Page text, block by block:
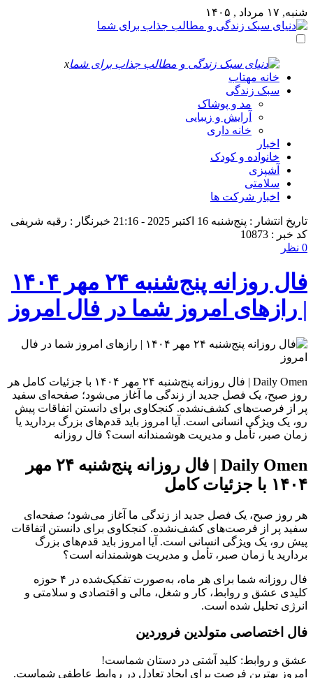
شنبه, ۱۷ مرداد , ۱۴۰۵
x
خانه مهتاب
سبک زندگی
مد و پوشاک
آرایش و زیبایی
خانه داری
اخبار
خانواده و کودک
آشپزی
سلامتی
اخبار شرکت ها
تاریخ انتشار : پنج‌شنبه 16 اکتبر 2025 - 21:16
خبرنگار : رقیه شریفی
کد خبر : 10873
0 نظر
فال روزانه پنج‌شنبه ۲۴ مهر ۱۴۰۴
| رازهای امروز شما در فال امروز
Daily Omen | فال روزانه پنج‌شنبه ۲۴ مهر ۱۴۰۴ با جزئیات کامل هر
روز صبح، یک فصل جدید از زندگی ما آغاز می‌شود؛ صفحه‌ای سفید
پر از فرصت‌های کشف‌نشده. کنجکاوی برای دانستن اتفاقات پیش
رو، یک ویژگی انسانی است. آیا امروز باید قدم‌های بزرگ بردارید یا
زمان صبر، تأمل و مدیریت هوشمندانه است؟ فال روزانه
Daily Omen | فال روزانه پنج‌شنبه ۲۴ مهر
۱۴۰۴ با جزئیات کامل
هر روز صبح، یک فصل جدید از زندگی ما آغاز می‌شود؛ صفحه‌ای
سفید پر از فرصت‌های کشف‌نشده. کنجکاوی برای دانستن اتفاقات
پیش رو، یک ویژگی انسانی است. آیا امروز باید قدم‌های بزرگ
بردارید یا زمان صبر، تأمل و مدیریت هوشمندانه است؟
فال روزانه شما برای هر ماه، به‌صورت تفکیک‌شده در ۴ حوزه
کلیدی عشق و روابط، کار و شغل، مالی و اقتصادی و سلامتی و
انرژی تحلیل شده است.
فال اختصاصی متولدین فروردین
عشق و روابط: کلید آشتی در دستان شماست!
امروز بهترین فرصت برای ایجاد تعادل در روابط عاطفی شماست.